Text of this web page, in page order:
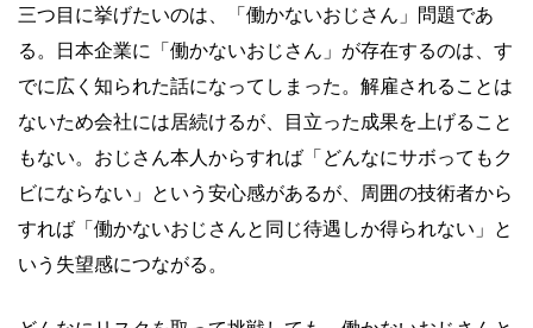
三つ目に挙げたいのは、「働かないおじさん」問題であ
る。日本企業に「働かないおじさん」が存在するのは、す
でに広く知られた話になってしまった。解雇されることは
ないため会社には居続けるが、目立った成果を上げること
もない。おじさん本人からすれば「どんなにサボってもク
ビにならない」という安心感があるが、周囲の技術者から
すれば「働かないおじさんと同じ待遇しか得られない」と
いう失望感につながる。